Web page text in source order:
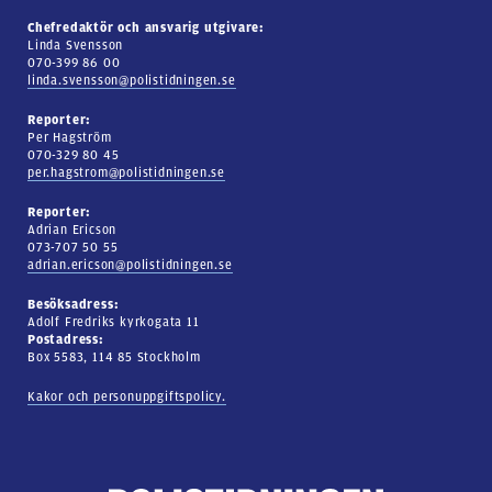
Chefredaktör och ansvarig utgivare:
Linda Svensson
070-399 86 00
linda.svensson@polistidningen.se
Reporter:
Per Hagström
070-329 80 45
per.hagstrom@polistidningen.se
Reporter:
Adrian Ericson
073-707 50 55
adrian.ericson@polistidningen.se
Besöksadress:
Adolf Fredriks kyrkogata 11
Postadress:
Box 5583, 114 85 Stockholm
Kakor och personuppgiftspolicy.